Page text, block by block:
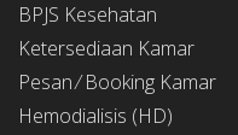
BPJS Kesehatan
Ketersediaan Kamar
Pesan ⁄ Booking Kamar
Hemodialisis (HD)